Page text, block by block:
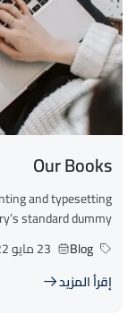
Our Books
and typesetting
standard dummy...
Blog
23 مايو 2022
إقرأ المزيد